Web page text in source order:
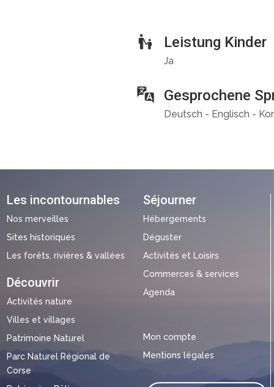
Leistung Kinder
Ja
Gesprochene
Deutsch - Englisch -
Les incontournables
Nos merveilles
Sites historiques
Les forêts, rivières & vallées
Découvrir
Activités nature
Villes et villages
Patrimoine Naturel
Parc Naturel Régional de
Corse
Séjourner
Hébergements
Déguster
Activités et Loisirs
Commerces & services
Agenda
Mon compte
Mentions légales